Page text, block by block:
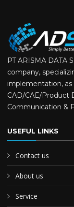
PT ARISMA DATA
company,
implementation, as
CAD/CAE/Product
Communication &
USEFUL LINKS
Contact us
About us
Service